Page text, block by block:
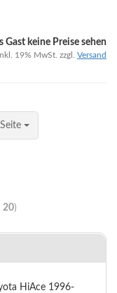
Gast keine Preise sehen
19% MwSt. zzgl. Versand
20)
HiAce 1996-